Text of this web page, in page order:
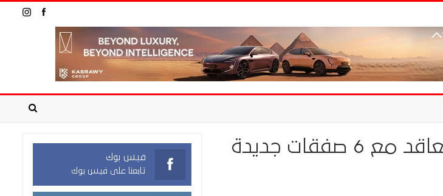
الاتحاد السكندري يعلن التعاقد مع 6 صفقات جديدة
فيس بوك
تابعنا على فيس بوك